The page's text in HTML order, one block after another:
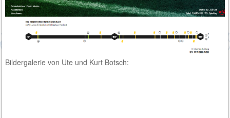
Bildergalerie von Ute und Kurt Botsch: